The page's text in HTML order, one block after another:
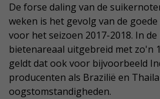
De forse daling van de
weken is het gevolg van de
voor het seizoen 2017-2018. In
bietenareaal uitgebreid met zo'n
geldt dat ook voor bijvoorbeeld
producenten als Brazilië en
oogstomstandigheden.